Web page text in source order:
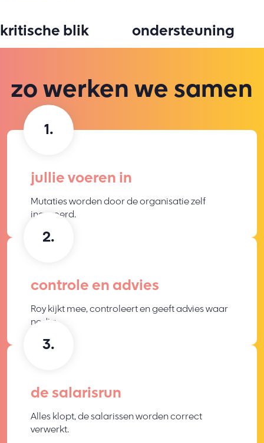
kritische blik ondersteuning
zo werken we samen
jullie voeren in
Mutaties worden door de organisatie zelf
ingevoerd.
controle en advies
Roy kijkt mee, controleert en geeft advies waar
nodig.
de salarisrun
Alles klopt, de salarissen worden correct
verwerkt.